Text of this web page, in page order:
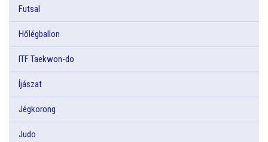
Futsal
Hőlégballon
ITF Taekwon-do
Íjászat
Jégkorong
Judo